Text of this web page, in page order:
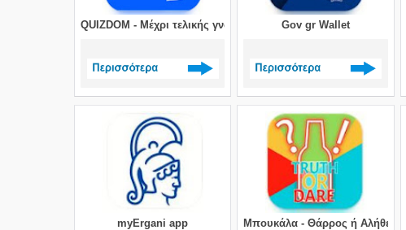
QUIZDOM - Μέχρι τελικής γνώσης!
Δείτε περισσότερα >
Gov gr Wallet
Δείτε περισσότερα >
myΕrgani app Μπουκάλα - Θάρρος ή Αλήθεια